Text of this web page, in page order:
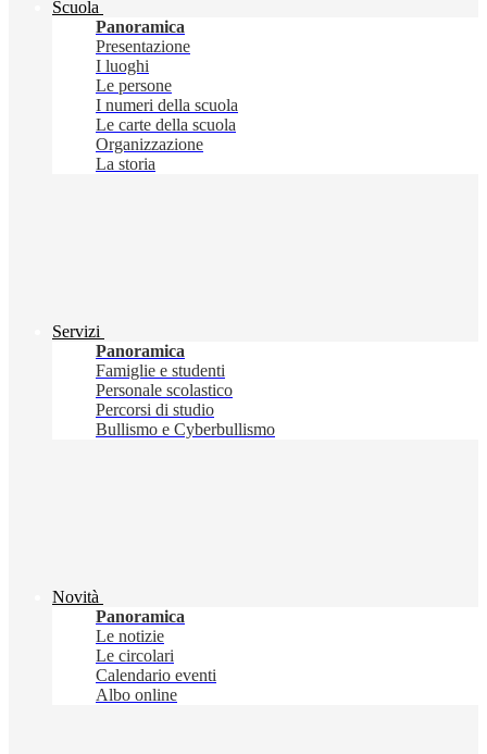
Scuola
Panoramica
Presentazione
I luoghi
Le persone
I numeri della scuola
Le carte della scuola
Organizzazione
La storia
Servizi
Panoramica
Famiglie e studenti
Personale scolastico
Percorsi di studio
Bullismo e Cyberbullismo
Novità
Panoramica
Le notizie
Le circolari
Calendario eventi
Albo online